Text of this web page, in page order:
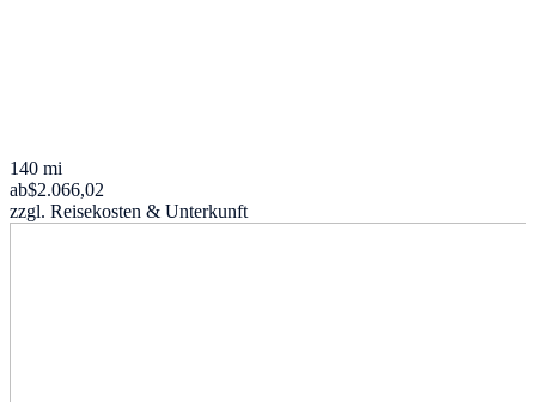
140 mi
ab$2.066,02
zzgl. Reisekosten & Unterkunft